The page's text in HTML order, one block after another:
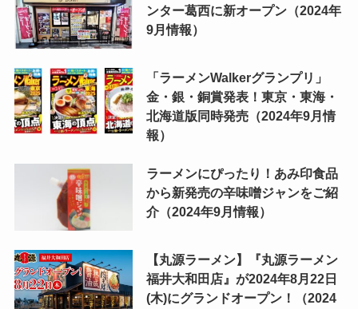
ンター葛西に新オープン（2024年
9月情報）
「ラーメンWalkerグランプリ」
金・銀・銅賞発表！東京・東海・
北海道版同時発売（2024年9月情
報）
ラーメンにぴったり！あみ印食品
から新発売の辛味噌ジャンをご紹
介（2024年9月情報）
【丸源ラーメン】『丸源ラーメン
福井大和田店』が2024年8月22日
(木)にグランドオープン！（2024